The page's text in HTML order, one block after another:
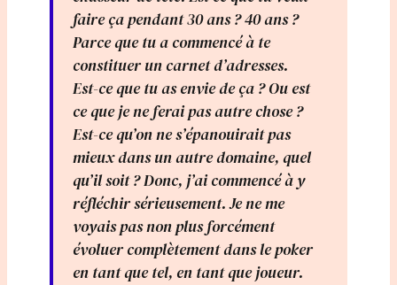
faire ça pendant 30 ans ? 40 ans ?
Parce que tu a commencé à te
constituer un carnet d’adresses.
Est-ce que tu as envie de ça ? Ou est
ce que je ne ferai pas autre chose ?
Est-ce qu’on ne s’épanouirait pas
mieux dans un autre domaine, quel
qu’il soit ? Donc, j’ai commencé à y
réfléchir sérieusement. Je ne me
voyais pas non plus forcément
évoluer complètement dans le poker
en tant que tel, en tant que joueur.